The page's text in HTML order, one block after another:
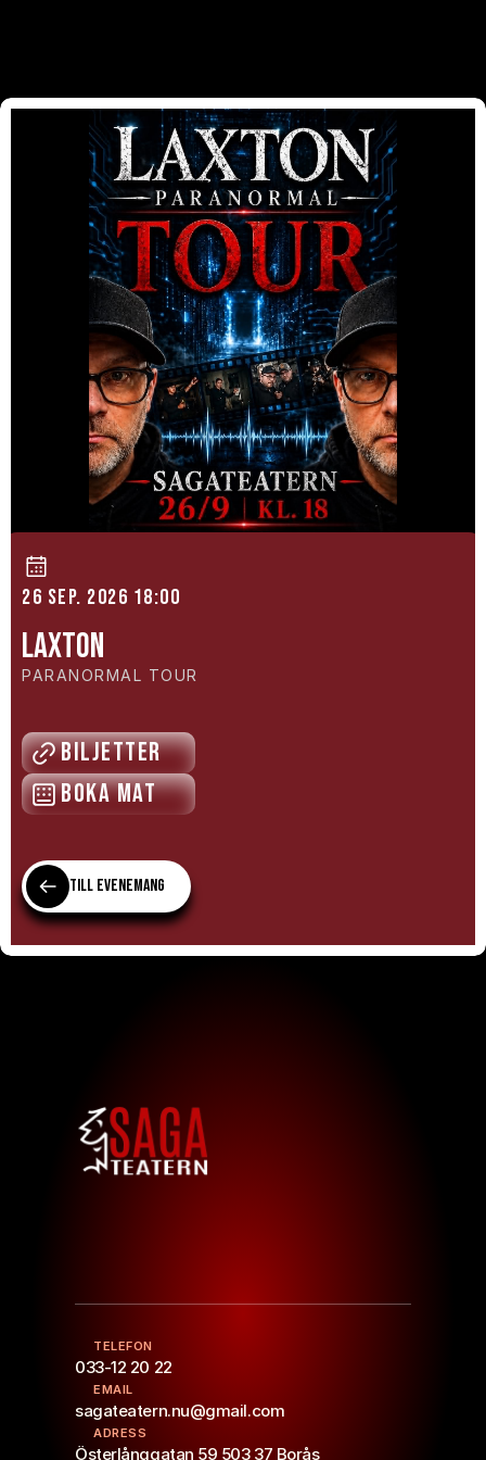
PARANORMAL TOUR
LAXTON
26 sep. 2026 18:00
Biljetter
Boka mat
Till evenemang
TELEFON
033-12 20 22
EMAIL
sagateatern.nu@gmail.com
ADRESS
Österlånggatan 59 503 37 Borås